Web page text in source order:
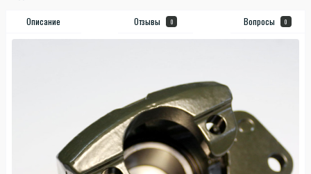
Описание Отзывы 0 Вопросы 0